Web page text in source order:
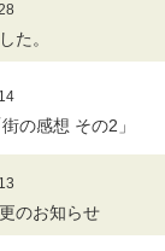
た。
の感想 その2」
のお知らせ